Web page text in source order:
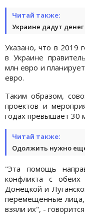
Читай также:
Украине дадут
Указано, что в 2019
в Украине
млн евро и
евро.
Таким образом,
проектов и
годах превышает 30
Читай также:
Одолжить нужно
"Эта помощь
конфликта с обеих
Донецкой и
перемещенные лица,
взяли их", -